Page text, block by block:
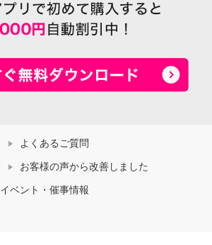
よくあるご質問
お客様の声から改善しました
イベント・催事情報